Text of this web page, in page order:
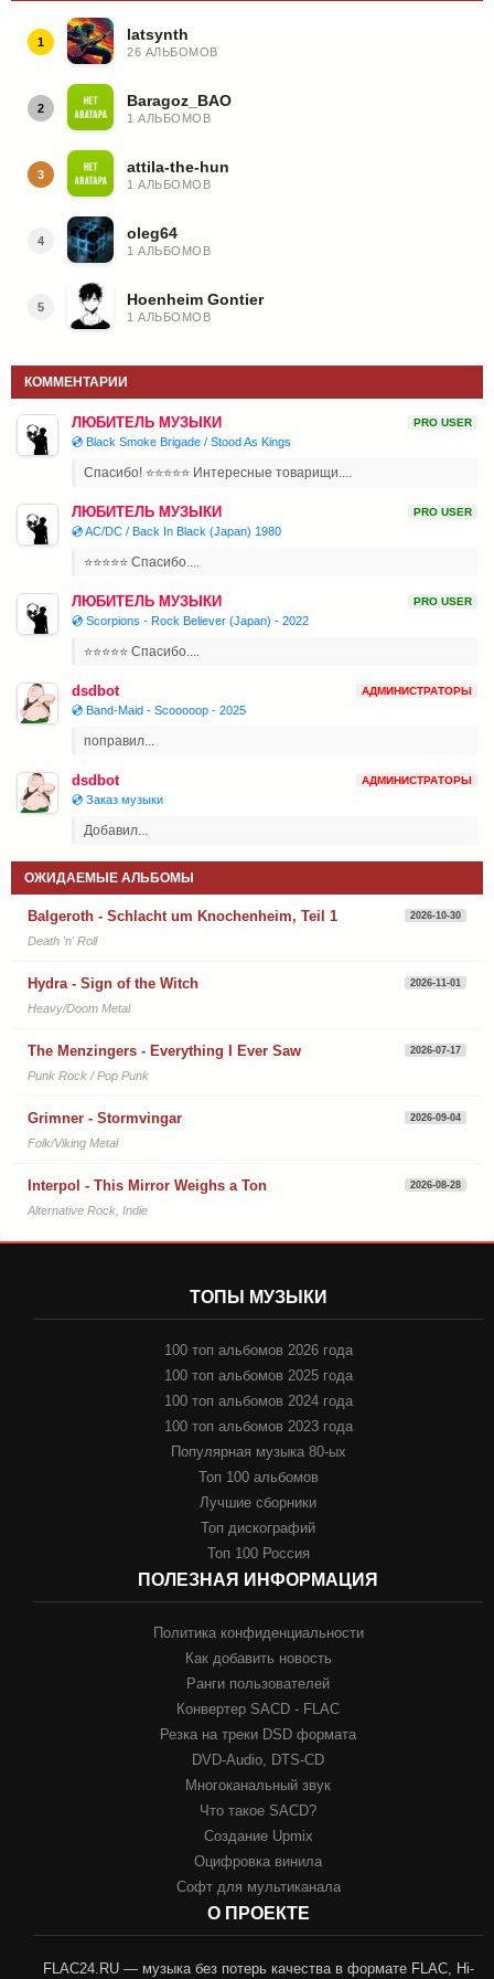
1 latsynth
26 АЛЬБОМОВ
2 Baragoz_BAO
1 АЛЬБОМОВ
3 attila-the-hun
1 АЛЬБОМОВ
4 oleg64
1 АЛЬБОМОВ
5 Hoenheim Gontier
1 АЛЬБОМОВ
КОММЕНТАРИИ
ЛЮБИТЕЛЬ МУЗЫКИ PRO USER
💿 Black Smoke Brigade / Stood As Kings
Спасибо! ⭐⭐⭐⭐⭐ Интересные товарищи....
ЛЮБИТЕЛЬ МУЗЫКИ PRO USER
💿 AC/DC / Back In Black (Japan) 1980
⭐⭐⭐⭐⭐ Спасибо....
ЛЮБИТЕЛЬ МУЗЫКИ PRO USER
💿 Scorpions - Rock Believer (Japan) - 2022
⭐⭐⭐⭐⭐ Спасибо....
dsdbot АДМИНИСТРАТОРЫ
💿 Band-Maid - Scooooop - 2025
поправил...
dsdbot АДМИНИСТРАТОРЫ
💿 Заказ музыки
Добавил...
ОЖИДАЕМЫЕ АЛЬБОМЫ
Balgeroth - Schlacht um Knochenheim, Teil 1 2026-10-30
Death 'n' Roll
Hydra - Sign of the Witch 2026-11-01
Heavy/Doom Metal
The Menzingers - Everything I Ever Saw 2026-07-17
Punk Rock / Pop Punk
Grimner - Stormvingar 2026-09-04
Folk/Viking Metal
Interpol - This Mirror Weighs a Ton 2026-08-28
Alternative Rock, Indie
ТОПЫ МУЗЫКИ
100 топ альбомов 2026 года
100 топ альбомов 2025 года
100 топ альбомов 2024 года
100 топ альбомов 2023 года
Популярная музыка 80-ых
Топ 100 альбомов
Лучшие сборники
Топ дискографий
Топ 100 Россия
ПОЛЕЗНАЯ ИНФОРМАЦИЯ
Политика конфиденциальности
Как добавить новость
Ранги пользователей
Конвертер SACD - FLAC
Резка на треки DSD формата
DVD-Audio, DTS-CD
Многоканальный звук
Что такое SACD?
Создание Upmix
Оцифровка винила
Софт для мультиканала
О ПРОЕКТЕ
FLAC24.RU — музыка без потерь качества в формате FLAC, Hi-